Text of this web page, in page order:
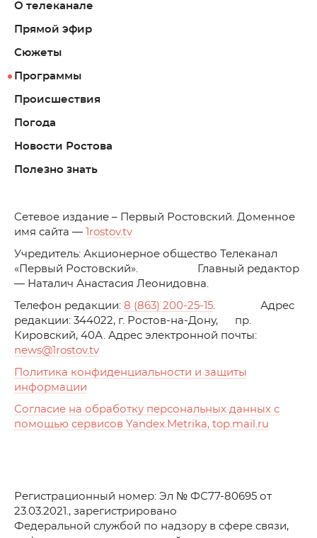
О телеканале
Прямой эфир
Сюжеты
Программы
Происшествия
Погода
Новости Ростова
Полезно знать
Cетевое издание – Первый Ростовский. Доменное
имя сайта —
1rostov.tv
Учредитель: Акционерное общество Телеканал
«Первый Ростовский». Главный редактор
— Наталич Анастасия Леонидовна.
Телефон редакции: 8 (863) 200-25-15. Адрес
редакции: 344022, г. Ростов-на-Дону, пр.
Кировский, 40А. Адрес электронной почты:
news@1rostov.tv
Политика конфиденциальности и защиты
информации
Согласие на обработку персональных данных с
помощью сервисов Yandex.Metrika, top.mail.ru
Регистрационный номер: Эл № ФС77-80695 от
23.03.2021., зарегистрировано
Федеральной службой по надзору в сфере связи,